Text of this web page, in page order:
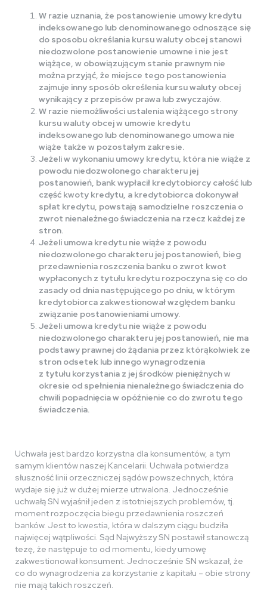
W razie uznania, że postanowienie umowy kredytu
indeksowanego lub denominowanego odnoszące się
do sposobu określania kursu waluty obcej stanowi
niedozwolone postanowienie umowne i nie jest
wiążące, w obowiązującym stanie prawnym nie
można przyjąć, że miejsce tego postanowienia
zajmuje inny sposób określenia kursu waluty obcej
wynikający z przepisów prawa lub zwyczajów.
W razie niemożliwości ustalenia wiążącego strony
kursu waluty obcej w umowie kredytu
indeksowanego lub denominowanego umowa nie
wiąże także w pozostałym zakresie.
Jeżeli w wykonaniu umowy kredytu, która nie wiąże z
powodu niedozwolonego charakteru jej
postanowień, bank wypłacił kredytobiorcy całość lub
część kwoty kredytu, a kredytobiorca dokonywał
spłat kredytu, powstają samodzielne roszczenia o
zwrot nienależnego świadczenia na rzecz każdej ze
stron.
Jeżeli umowa kredytu nie wiąże z powodu
niedozwolonego charakteru jej postanowień, bieg
przedawnienia roszczenia banku o zwrot kwot
wypłaconych z tytułu kredytu rozpoczyna się co do
zasady od dnia następującego po dniu, w którym
kredytobiorca zakwestionował względem banku
związanie postanowieniami umowy.
Jeżeli umowa kredytu nie wiąże z powodu
niedozwolonego charakteru jej postanowień, nie ma
podstawy prawnej do żądania przez którąkolwiek ze
stron odsetek lub innego wynagrodzenia
z tytułu korzystania z jej środków pieniężnych w
okresie od spełnienia nienależnego świadczenia do
chwili popadnięcia w opóźnienie co do zwrotu tego
świadczenia.
Uchwała jest bardzo korzystna dla konsumentów, a tym
samym klientów naszej Kancelarii. Uchwała potwierdza
słuszność linii orzeczniczej sądów powszechnych, która
wydaje się już w dużej mierze utrwalona. Jednocześnie
uchwałą SN wyjaśnił jeden z istotniejszych problemów, tj.
moment rozpoczęcia biegu przedawnienia roszczeń
banków. Jest to kwestia, która w dalszym ciągu budziła
najwięcej wątpliwości. Sąd Najwyższy SN postawił stanowczą
tezę, że następuje to od momentu, kiedy umowę
zakwestionował konsument. Jednocześnie SN wskazał, że
co do wynagrodzenia za korzystanie z kapitału – obie strony
nie mają takich roszczeń.